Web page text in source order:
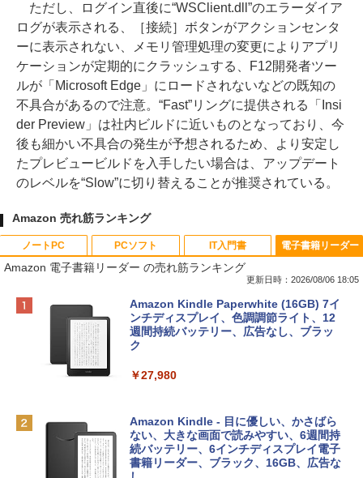
ただし、ログイン直後に“WSClient.dll”のエラーダイア
ログが表示される、［接続］ボタンがアクションセンタ
ーに表示されない、メモリ管理処理の変更によりアプリ
ケーションが定期的にクラッシュする、F12開発者ツー
ルが「Microsoft Edge」にロードされないなどの既知の
不具合があるので注意。“Fast”リングに提供される「Insi
der Preview」は社内ビルドに近いものとなっており、今
後も細かい不具合の発生が予想されるため、より安定し
たプレビュービルドを入手したい場合は、アップデート
のレベルを“Slow”に切り替えることが推奨されている。
Amazon 売れ筋ランキング
ノートPC
Apple 2026 MacBook Neo A18 Proチッ
プ搭載13インチノートブック：AIとAppl
e Intelligenceのために設計、Liquid Ret
inaディスプレイ、8GBユニファイドメモ
eTime HDカメラ、Touch ID - インディ
￥137,800
tomtoc 360°保護 15.6 16インチ パソコ
PCソフト
Robloxギフトカード - 800 Robux 【限
定バーチャルアイテムを含む】 【オンラ
インゲームコード】 ロブロックス | オン
ラインコード版
￥1,300
Microsoft Office Home & Business 202
4(最新 永続版)|オンラインコード版|Wind
ows11、10/mac対応|PC2台
IT入門書
生成AIパスポート公式テキスト 第４版
￥1,766
出す プロンプトの言葉 AI画像生成シリー
ズ (はぴーイラストLabo)
￥480
電子書籍リーダー
Amazon 電子書籍リーダー の売れ筋ランキング
更新日時：2026/08/06 18:05
Amazon Kindle Paperwhite (16GB) 7イ
ンチディスプレイ、色調調節ライト、12
週間持続バッテリー、広告なし、ブラッ
ク
￥27,980
Amazon Kindle - 目に優しい、かさばら
ない、大きな画面で読みやすい、6週間持
続バッテリー、6インチディスプレイ電子
書籍リーダー、ブラック、16GB、広告な